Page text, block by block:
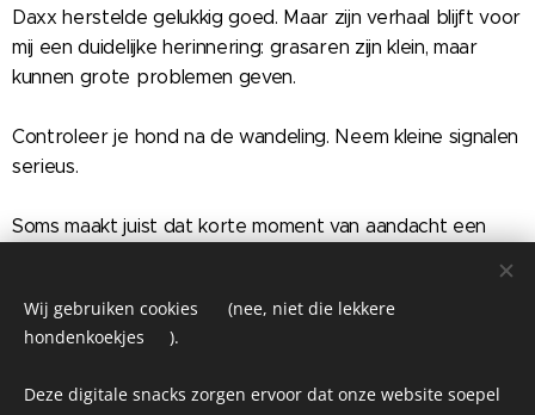
Daxx herstelde gelukkig goed. Maar zijn verhaal blijft voor
mij een duidelijke herinnering: grasaren zijn klein, maar
kunnen grote problemen geven.
Controleer je hond na de wandeling. Neem kleine signalen
serieus.
Soms maakt juist dat korte moment van aandacht een
Share
Wij gebruiken cookies 🍪 (nee, niet die lekkere
hondenkoekjes 🦴).
Deze digitale snacks zorgen ervoor dat onze website soepel